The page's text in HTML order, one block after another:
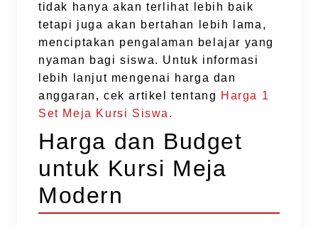
tidak hanya akan terlihat lebih baik
tetapi juga akan bertahan lebih lama,
menciptakan pengalaman belajar yang
nyaman bagi siswa. Untuk informasi
lebih lanjut mengenai harga dan
anggaran, cek artikel tentang Harga 1
Set Meja Kursi Siswa .
Harga dan Budget
untuk Kursi Meja
Modern